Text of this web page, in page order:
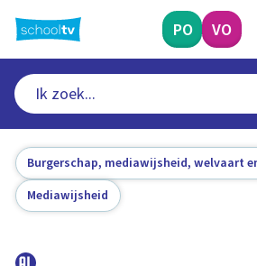
naar
hoofdinhoud
PO VO
Burgerschap, mediawijsheid, welvaart
Mediawijsheid